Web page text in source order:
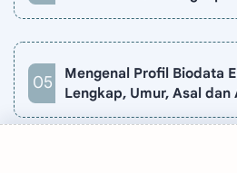
Mengenal Profil Biodata
Lengkap, Umur, Asal dan